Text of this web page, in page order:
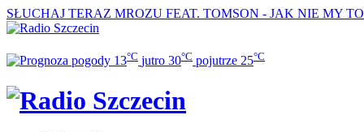
SŁUCHAJ TERAZ MROZU FEAT. TOMSON - JAK NIE MY
13°C jutro 30°C pojutrze 25°C